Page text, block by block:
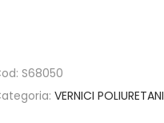
S68050
VERNICI